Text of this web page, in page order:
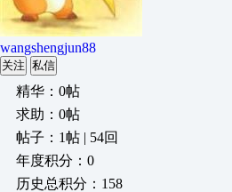
wangshengjun88
关注 私信
精华：0帖
求助：0帖
帖子：1帖 | 54回
年度积分：0
历史总积分：158